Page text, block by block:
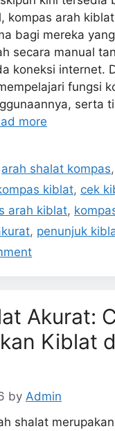
kompas arah
bagi mereka
secara manual
koneksi internet.
fungsi
serta
more
arah shalat kompas,
kiblat, cek
arah kiblat,
, penunjuk
Akurat:
Kiblat
by Admin
shalat